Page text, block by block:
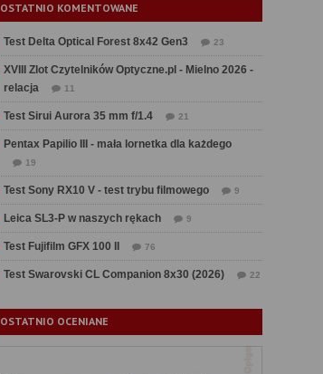
OSTATNIO KOMENTOWANE
Test Delta Optical Forest 8x42 Gen3 23
XVIII Zlot Czytelników Optyczne.pl - Mielno 2026 -
relacja
11
Test Sirui Aurora 35 mm f/1.4 21
Pentax Papilio III - mała lornetka dla każdego
19
Test Sony RX10 V - test trybu filmowego 9
Leica SL3-P w naszych rękach 9
Test Fujifilm GFX 100 II 76
Test Swarovski CL Companion 8x30 (2026) 22
OSTATNIO OCENIANE